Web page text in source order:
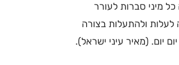
מיני סברות לעורר
ולהתעלות בצורה
יום. (מאיר עיני ישראל).